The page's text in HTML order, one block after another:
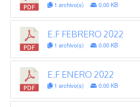
1 archivo(s) 0.00 KB
E.F FEBRERO 2022
1 archivo(s) 0.00 KB
E.F ENERO 2022
1 archivo(s) 0.00 KB